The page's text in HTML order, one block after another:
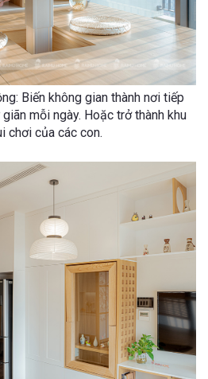
Biến không gian thành nơi tiếp
mỗi ngày. Hoặc trở thành khu
chơi của các con.